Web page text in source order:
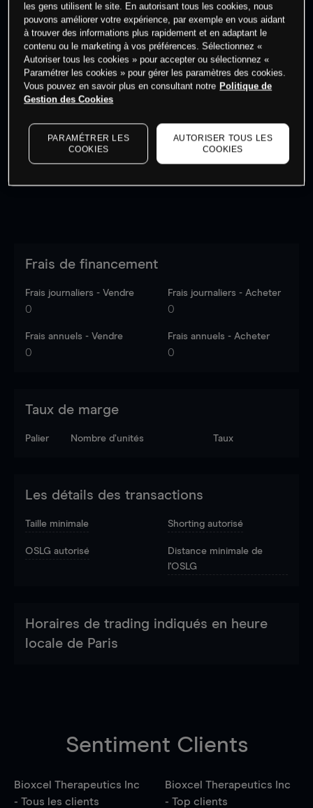
Commencez à trader
dernières données du marché.Log into see latest
market data
Frais de financement
Frais journaliers - Vendre
0
Frais journaliers - Acheter
0
Frais annuels - Vendre
0
Frais annuels - Acheter
0
Taux de marge
Palier Nombre d’unités Taux
Les détails des transactions
Taille minimale Shorting autorisé
OSLG autorisé
Distance minimale de
l'OSLG
Horaires de trading indiqués en heure
locale de Paris
Sentiment Clients
Bioxcel Therapeutics Inc
- Tous les clients
Bioxcel Therapeutics Inc
- Top clients
les gens utilisent le site. En autorisant tous les cookies, nous
pouvons améliorer votre expérience, par exemple en vous aidant
à trouver des informations plus rapidement et en adaptant le
contenu ou le marketing à vos préférences. Sélectionnez «
Autoriser tous les cookies » pour accepter ou sélectionnez «
Paramétrer les cookies » pour gérer les paramètres des cookies.
Vous pouvez en savoir plus en consultant notre Politique de
Gestion des Cookies
PARAMÉTRER LES
COOKIES
AUTORISER TOUS LES
COOKIES